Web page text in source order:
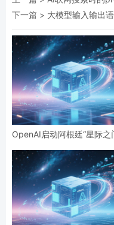
下一篇 > 大模型输入输出
OpenAI启动阿根廷“星际之